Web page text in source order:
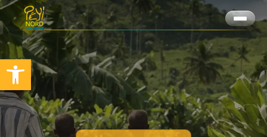
Ouvrir la barre d’outils